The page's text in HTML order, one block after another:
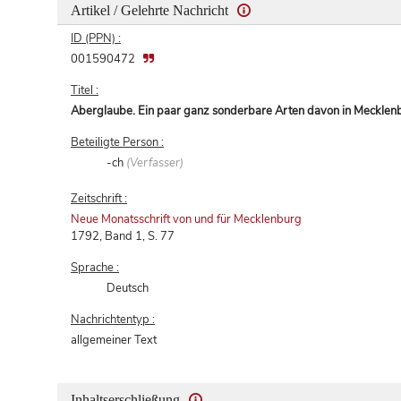
Artikel / Gelehrte Nachricht
ID (PPN) :
001590472
Titel :
Aberglaube. Ein paar ganz sonderbare Arten davon in
Beteiligte Person :
-ch (Verfasser)
Zeitschrift :
Neue Monatsschrift von und für Mecklenburg
1792, Band 1, S. 77
Sprache :
Deutsch
Nachrichtentyp :
allgemeiner Text